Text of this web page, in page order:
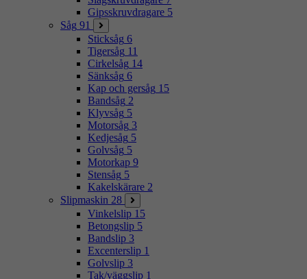
Gipsskruvdragare 5
Såg 91
Sticksåg 6
Tigersåg 11
Cirkelsåg 14
Sänksåg 6
Kap och gersåg 15
Bandsåg 2
Klyvsåg 5
Motorsåg 3
Kedjesåg 5
Golvsåg 5
Motorkap 9
Stensåg 5
Kakelskärare 2
Slipmaskin 28
Vinkelslip 15
Betongslip 5
Bandslip 3
Excenterslip 1
Golvslip 3
Tak/väggslip 1